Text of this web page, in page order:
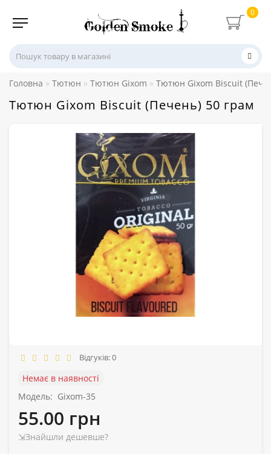
0
Головна Тютюн Тютюн Gixom Тютюн Gixom Biscuit
Тютюн Gixom Biscuit (Печень) 50 грам
Відгуків: 0
Немає в наявності
Модель: Gixom-35
55.00 грн
⇲Знайшли дешевше?